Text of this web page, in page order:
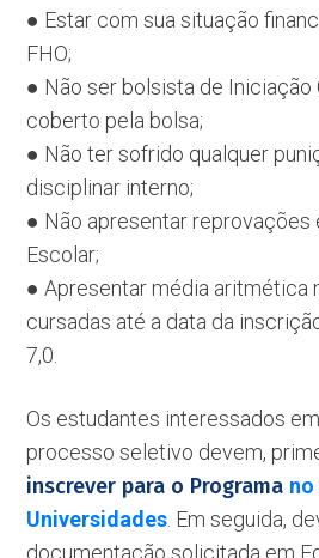
● Estar com sua situação
FHO;
● Não ser bolsista de Iniciação
coberto pela bolsa;
● Não ter sofrido qualquer
disciplinar interno;
● Não apresentar reprovações
Escolar;
● Apresentar média aritmética
cursadas até a data da
7,0.
Os estudantes interessados
processo seletivo devem,
inscrever para o Programa
Universidades . Em seguida,
documentação solicitada em